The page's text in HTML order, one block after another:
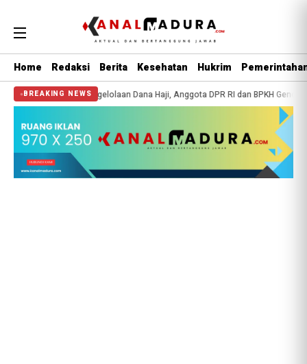
Home Redaksi Berita Kesehatan Hukrim
BREAKING NEWS
Pengelolaan Dana Haji, Anggota DPR RI dan BPKH Gencarkan Edukasi